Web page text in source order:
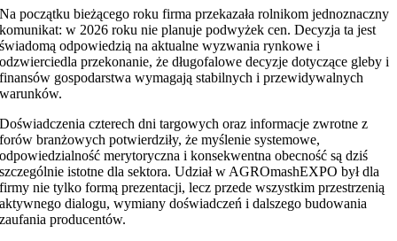
Na początku bieżącego roku firma przekazała rolnikom jednoznaczny
komunikat: w 2026 roku nie planuje podwyżek cen. Decyzja ta jest
świadomą odpowiedzią na aktualne wyzwania rynkowe i
odzwierciedla przekonanie, że długofalowe decyzje dotyczące gleby i
finansów gospodarstwa wymagają stabilnych i przewidywalnych
warunków.
Doświadczenia czterech dni targowych oraz informacje zwrotne z
forów branżowych potwierdziły, że myślenie systemowe,
odpowiedzialność merytoryczna i konsekwentna obecność są dziś
szczególnie istotne dla sektora. Udział w AGROmashEXPO był dla
firmy nie tylko formą prezentacji, lecz przede wszystkim przestrzenią
aktywnego dialogu, wymiany doświadczeń i dalszego budowania
zaufania producentów.